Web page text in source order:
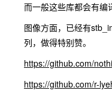
而一般这些库都会有编
图像方面，已经有
列，做得特别赞。
https://github.com/
https://github.com/r-